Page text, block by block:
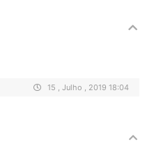
15 , Julho , 2019 18:04